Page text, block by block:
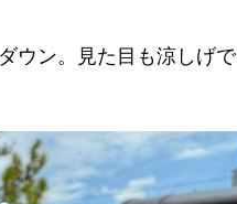
ウン。見た目も涼しげで